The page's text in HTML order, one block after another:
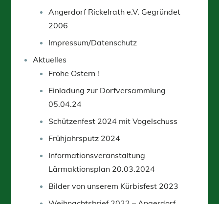
Angerdorf Rickelrath e.V. Gegründet
2006
Impressum/Datenschutz
Aktuelles
Frohe Ostern !
Einladung zur Dorfversammlung
05.04.24
Schützenfest 2024 mit Vogelschuss
Frühjahrsputz 2024
Informationsveranstaltung
Lärmaktionsplan 20.03.2024
Bilder von unserem Kürbisfest 2023